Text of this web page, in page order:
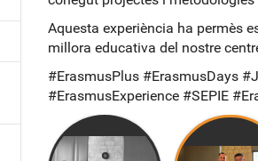
Aquesta experiència ha permès
millora educativa del nostre
#ErasmusPlus #ErasmusDays
#ErasmusExperience #SEPIE